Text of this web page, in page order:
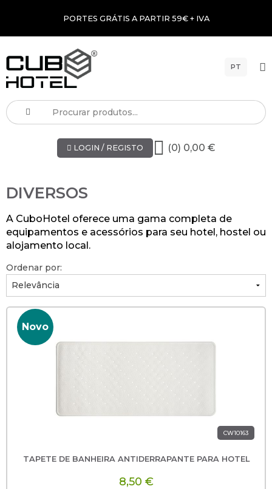
PORTES GRÁTIS A PARTIR 59€ + IVA
PT
LOGIN / REGISTO (0) 0,00 €
DIVERSOS
A CuboHotel oferece uma gama completa de
equipamentos e acessórios para seu hotel, hostel ou
alojamento local.
Ordenar por:
Novo
CW10163
TAPETE DE BANHEIRA ANTIDERRAPANTE PARA HOTEL
8,50 €